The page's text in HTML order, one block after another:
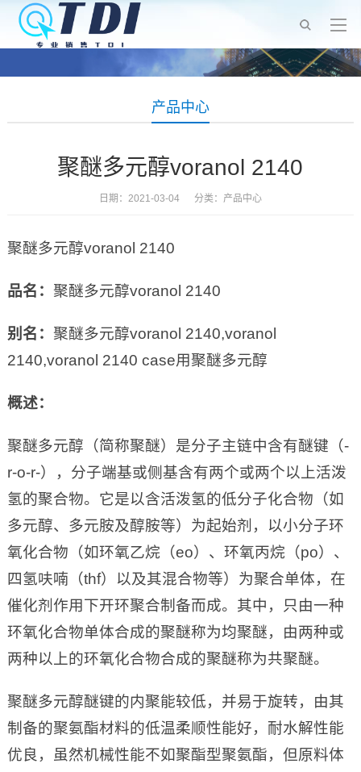
产品中心
聚醚多元醇voranol 2140
日期：2021-03-04 分类： 产品中心
聚醚多元醇voranol 2140
品名： 聚醚多元醇voranol 2140
别名： 聚醚多元醇voranol 2140,voranol
2140,voranol 2140 case用聚醚多元醇
概述：
聚醚多元醇（简称聚醚）是分子主链中含有醚键（-
r-o-r-），分子端基或侧基含有两个或两个以上活泼
氢的聚合物。它是以含活泼氢的低分子化合物（如
多元醇、多元胺及醇胺等）为起始剂，以小分子环
氧化合物（如环氧乙烷（eo）、环氧丙烷（po）、
四氢呋喃（thf）以及其混合物等）为聚合单体，在
催化剂作用下开环聚合制备而成。其中，只由一种
环氧化合物单体合成的聚醚称为均聚醚，由两种或
两种以上的环氧化合物合成的聚醚称为共聚醚。
聚醚多元醇醚键的内聚能较低，并易于旋转，由其
制备的聚氨酯材料的低温柔顺性能好，耐水解性能
优良，虽然机械性能不如聚酯型聚氨酯，但原料体